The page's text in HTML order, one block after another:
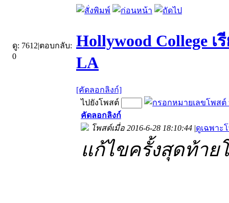
ดู: 7612|ตอบกลับ:
0
Hollywood College
LA
[คัดลอกลิงก์]
ไปยังโพสต์
คัดลอกลิงก์
โพสต์เมื่อ 2016-6-28 18:10:44 |ดูเฉพาะ
แก้ไขครั้งสุดท้ายโ